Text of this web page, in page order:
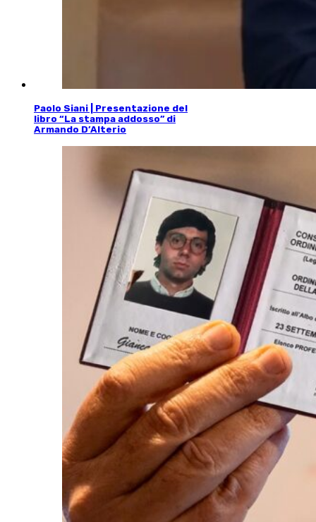
Paolo Siani | Presentazione del
libro “La stampa addosso” di
Armando D’Alterio